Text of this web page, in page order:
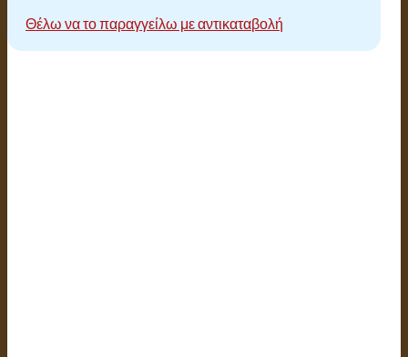
Θέλω να το παραγγείλω με αντικαταβολή